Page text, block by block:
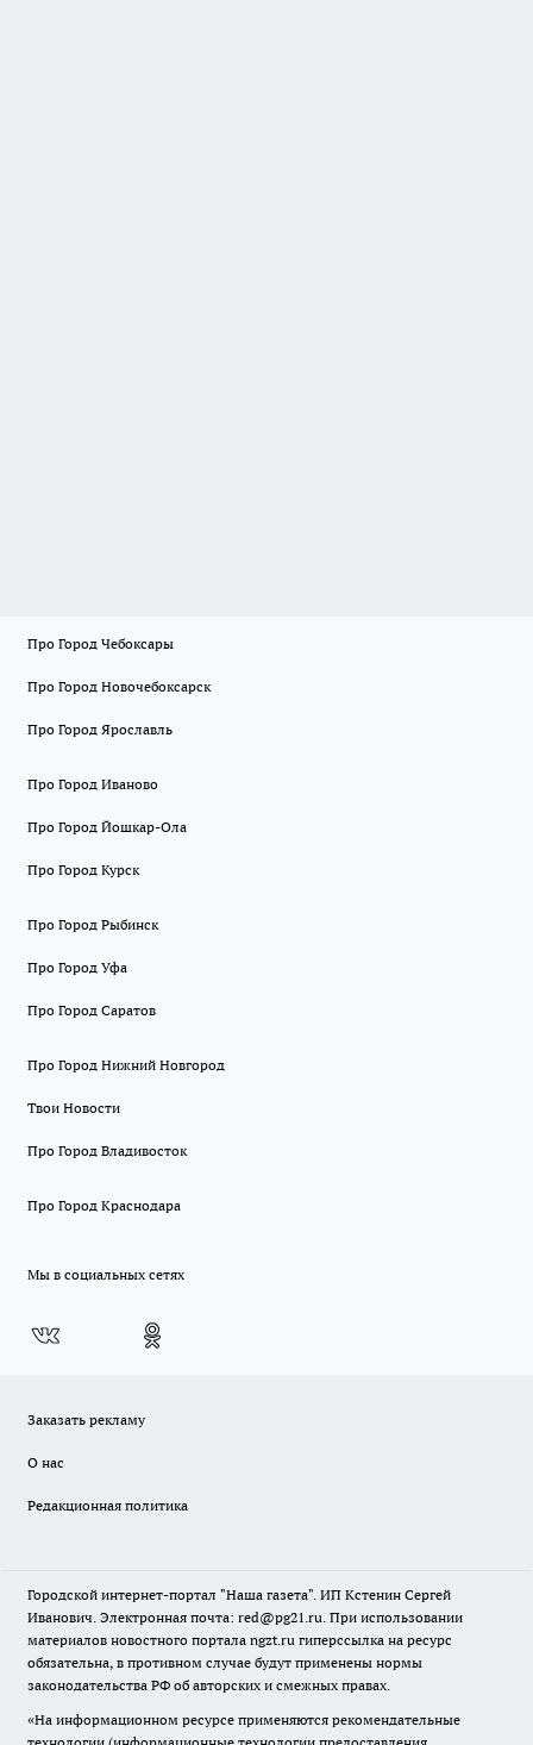
Про Город Чебоксары
Про Город Новочебоксарск
Про Город Ярославль
Про Город Иваново
Про Город Йошкар-Ола
Про Город Курск
Про Город Рыбинск
Про Город Уфа
Про Город Саратов
Про Город Нижний Новгород
Твои Новости
Про Город Владивосток
Про Город Краснодара
Мы в социальных сетях
Заказать рекламу
О нас
Редакционная политика
Городской интернет-портал "Наша газета". ИП Кстенин Сергей
Иванович. Электронная почта: red@pg21.ru. При использовании
материалов новостного портала ngzt.ru гиперссылка на ресурс
обязательна, в противном случае будут применены нормы
законодательства РФ об авторских и смежных правах.
«На информационном ресурсе применяются рекомендательные